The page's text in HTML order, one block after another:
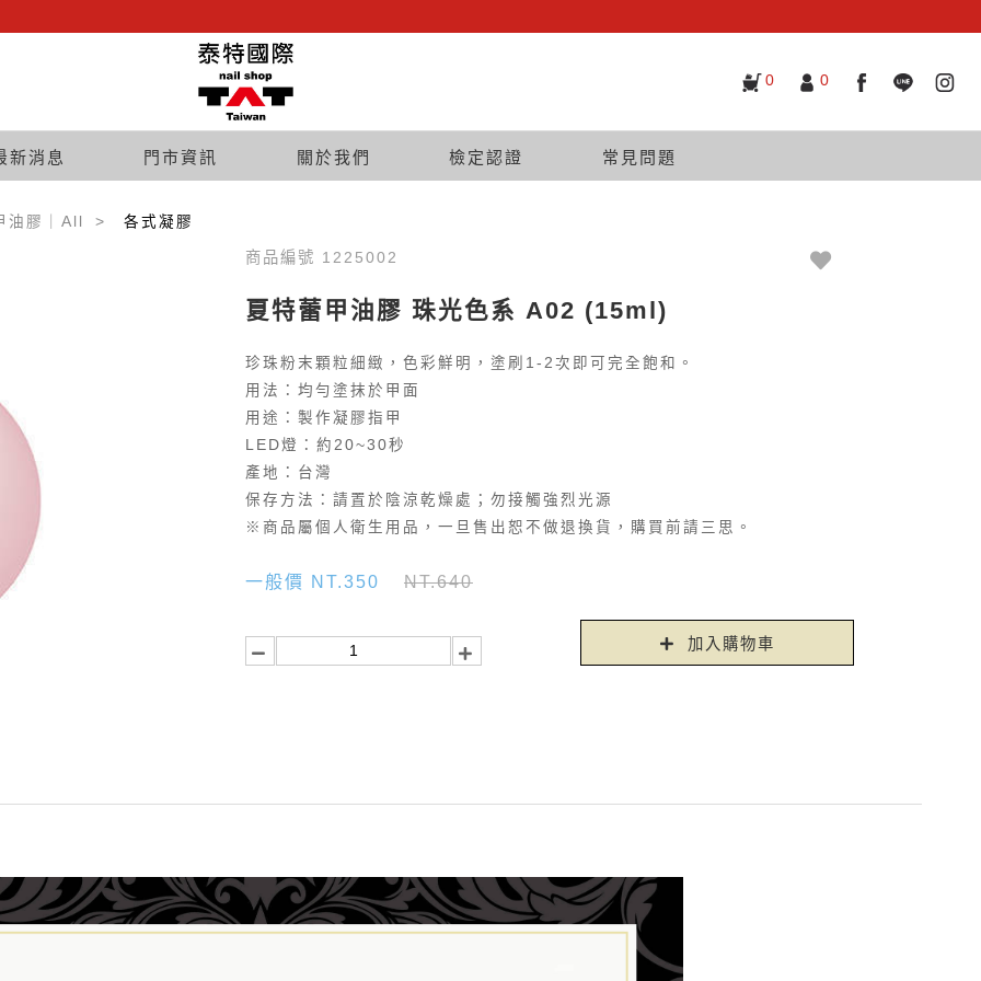
新消息 門市資訊 關於我們 檢定認證 常見問題
0 0
油膠｜All 各式凝膠
商品編號 1225002
夏特蕾甲油膠 珠光色系 A02 (15ml)
珍珠粉末顆粒細緻，色彩鮮明，塗刷1-2次即可完全飽和。
用法：均勻塗抹於甲面
用途：製作凝膠指甲
LED燈：約20~30秒
產地：台灣
保存方法：請置於陰涼乾燥處；勿接觸強烈光源
※商品屬個人衛生用品，一旦售出恕不做退換貨，購買前請三思。
一般價 NT.350 NT.640
加入購物車